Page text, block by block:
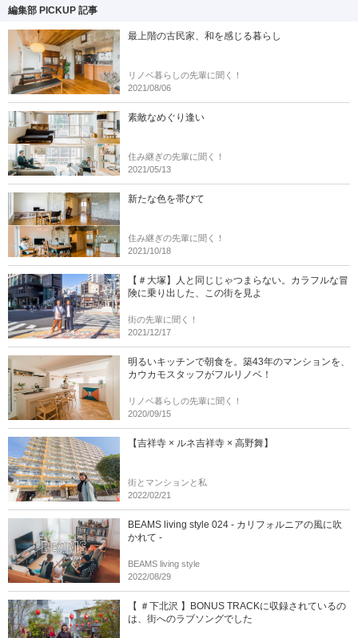
編集部 PICKUP 記事
最上階の古民家、和を感じる暮らし
リノベ暮らしの先輩に聞く！
2021/08/06
素敵なめぐり逢い
住み継ぎの先輩に聞く！
2021/05/13
新たな色を帯びて
住み継ぎの先輩に聞く！
2021/10/18
【＃大塚】人と同じじゃつまらない。カラフルな冒
険に乗り出した、この街を見よ
街の先輩に聞く！
2021/12/17
明るいキッチンで朝食を。築43年のマンションを、
カウカモスタッフがフルリノベ！
リノベ暮らしの先輩に聞く！
2020/09/15
【吉祥寺 × ルネ吉祥寺 × 高野舞】
街とマンションと私
2022/02/21
BEAMS living style 024 - カリフォルニアの風に吹
かれて -
BEAMS living style
2022/08/29
【 ＃下北沢 】BONUS TRACKに収録されているの
は、街へのラブソングでした